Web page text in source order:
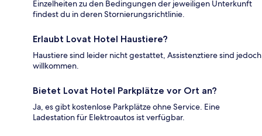
Einzelheiten zu den Bedingungen der jeweiligen Unterkunft
findest du in deren Stornierungsrichtlinie.
Erlaubt Lovat Hotel Haustiere?
Haustiere sind leider nicht gestattet, Assistenztiere sind jedoch
willkommen.
Bietet Lovat Hotel Parkplätze vor Ort an?
Ja, es gibt kostenlose Parkplätze ohne Service. Eine
Ladestation für Elektroautos ist verfügbar.